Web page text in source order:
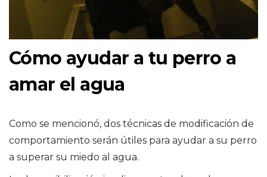
Cómo ayudar a tu perro a
amar el agua
Como se mencionó, dos técnicas de modificación de
comportamiento serán útiles para ayudar a su perro
a superar su miedo al agua.